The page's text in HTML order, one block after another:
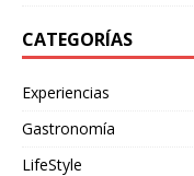
CATEGORÍAS
Experiencias
Gastronomía
LifeStyle